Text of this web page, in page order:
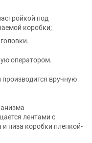
под
коробки;
оператором.
вручную
лентами с
низа коробки пленкой-